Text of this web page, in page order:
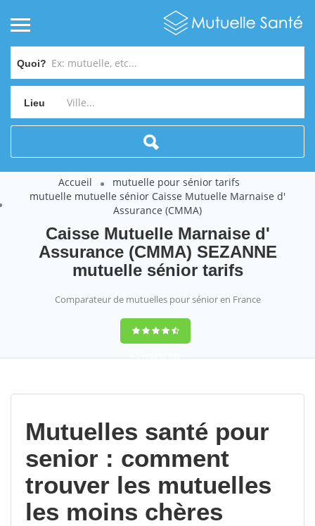
Quoi?
Lieu
Accueil
mutuelle pour sénior tarifs
mutuelle mutuelle sénior Caisse Mutuelle Marnaise d'
Assurance (CMMA)
Caisse Mutuelle Marnaise d'
Assurance (CMMA) SEZANNE
mutuelle sénior tarifs
Comparateur de mutuelles pour sénior en France
9,2(100%)452
Mutuelles santé pour
senior : comment
trouver les mutuelles
les moins chères